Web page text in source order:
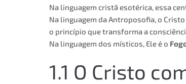
Na linguagem cristã esotérica, essa
Na linguagem da Antroposofia, o Cristo
o princípio que transforma a
Na linguagem dos místicos, Ele é o
1.1 O Cristo